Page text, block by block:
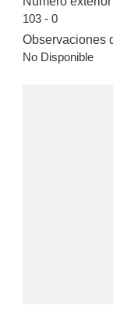
103 - 0
Observaciones
No Disponible